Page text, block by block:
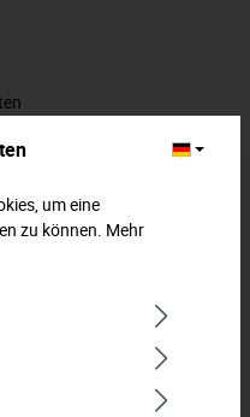
um eine
zu können. Mehr